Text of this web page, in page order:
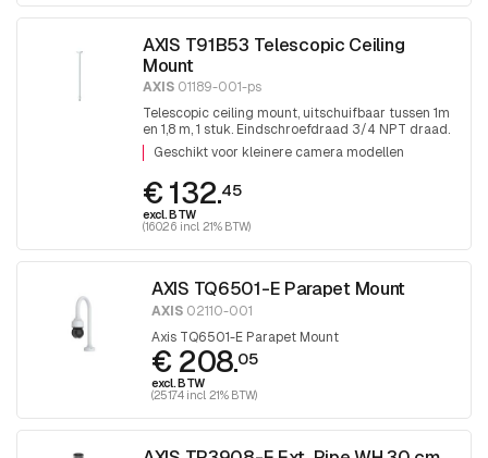
AXIS T91B53 Telescopic Ceiling
Mount
AXIS 01189-001-ps
Telescopic ceiling mount, uitschuifbaar tussen 1m
en 1,8 m, 1 stuk. Eindschroefdraad 3/4 NPT draad.
Voor montage 1,5 NPT hulpstukken is adapter
T91A06 noodzakelijk.
Geschikt voor kleinere camera modellen
€ 132.45
excl. BTW
(160.26 incl. 21% BTW)
AXIS TQ6501-E Parapet Mount
AXIS02110-001
Axis TQ6501-E Parapet Mount
€ 208.05
excl. BTW
(251.74 incl. 21% BTW)